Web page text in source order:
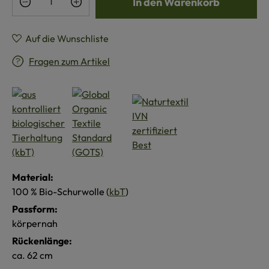
Auf die Wunschliste
Fragen zum Artikel
Material:
100 % Bio-Schurwolle (kbT)
Passform:
körpernah
Rückenlänge:
ca. 62 cm